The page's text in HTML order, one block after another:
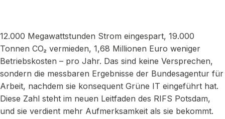
12.000 Megawattstunden Strom eingespart, 19.000
Tonnen CO₂ vermieden, 1,68 Millionen Euro weniger
Betriebskosten – pro Jahr. Das sind keine Versprechen,
sondern die messbaren Ergebnisse der Bundesagentur für
Arbeit, nachdem sie konsequent Grüne IT eingeführt hat.
Diese Zahl steht im neuen Leitfaden des RIFS Potsdam,
und sie verdient mehr Aufmerksamkeit als sie bekommt.